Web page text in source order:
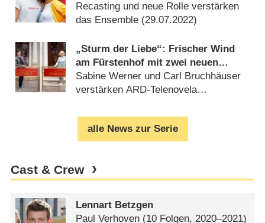
Recasting und neue Rolle verstärken
das Ensemble (29.07.2022)
„Sturm der Liebe“: Frischer Wind
am Fürstenhof mit zwei neuen
Gesichtern
Sabine Werner und Carl Bruchhäuser
verstärken ARD-Telenovela
alle News zur Serie
Cast & Crew
Lennart Betzgen
Paul Verhoven (10 Folgen, 2020⁠–⁠2021)